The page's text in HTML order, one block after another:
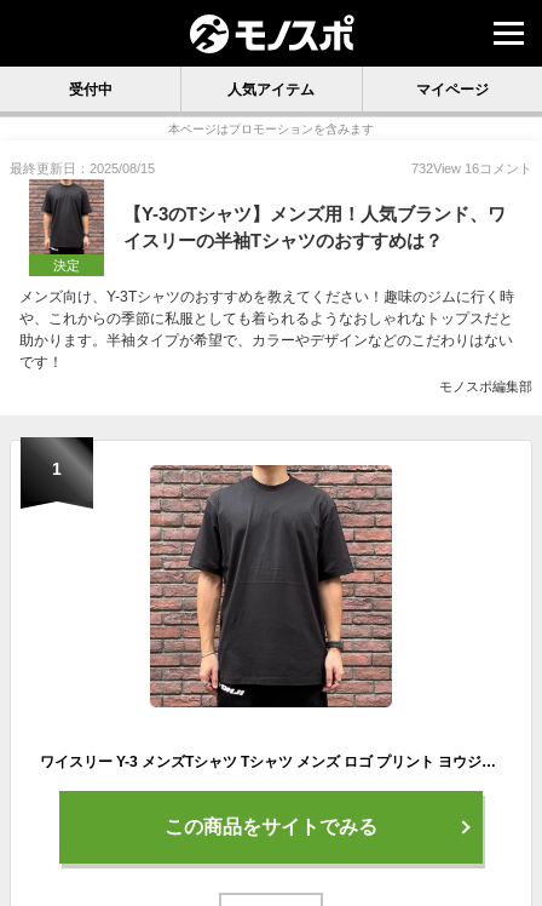
受付中 人気アイテム マイページ
本ページはプロモーションを含みます
最終更新日：2025/08/15 732View 16コメント
決定
【Y-3のTシャツ】メンズ用！人気ブランド、ワ
イスリーの半袖Tシャツのおすすめは？
メンズ向け、Y-3Tシャツのおすすめを教えてください！趣味のジムに行く時
や、これからの季節に私服としても着られるようなおしゃれなトップスだと
助かります。半袖タイプが希望で、カラーやデザインなどのこだわりはない
です！
モノスポ編集部
1
ワイスリー Y-3 メンズTシャツ Tシャツ メンズ ロゴ プリント ヨウジヤマモト アディダス ブラック ブラック FN3358 M CLASSIC CHEST LOGO SS TEE BLACK HB064
この商品をサイトでみる